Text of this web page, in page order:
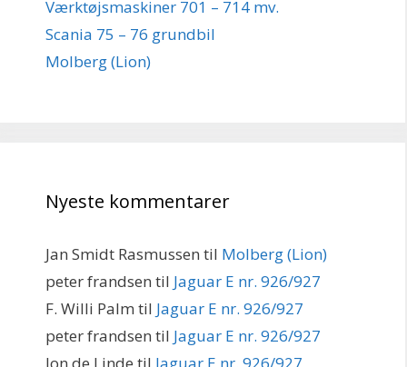
Værktøjsmaskiner 701 – 714 mv.
Scania 75 – 76 grundbil
Molberg (Lion)
Nyeste kommentarer
Jan Smidt Rasmussen til Molberg (Lion)
peter frandsen til Jaguar E nr. 926/927
F. Willi Palm til Jaguar E nr. 926/927
peter frandsen til Jaguar E nr. 926/927